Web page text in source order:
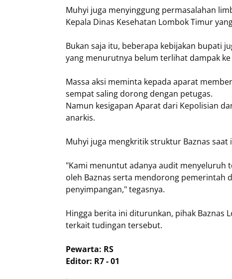
Muhyi juga menyinggung permasalahan
Kepala Dinas Kesehatan Lombok Timur
Bukan saja itu, beberapa kebijakan bupati
yang menurutnya belum terlihat dampak ke
Massa aksi meminta kepada aparat
sempat saling dorong dengan petugas.
Namun kesigapan Aparat dari Kepolisian
anarkis.
Muhyi juga mengkritik struktur Baznas
"Kami menuntut adanya audit menyeluruh
oleh Baznas serta mendorong pemerintah
penyimpangan," tegasnya.
Hingga berita ini diturunkan, pihak Baznas
terkait tudingan tersebut.
Pewarta: RS
Editor: R7 - 01